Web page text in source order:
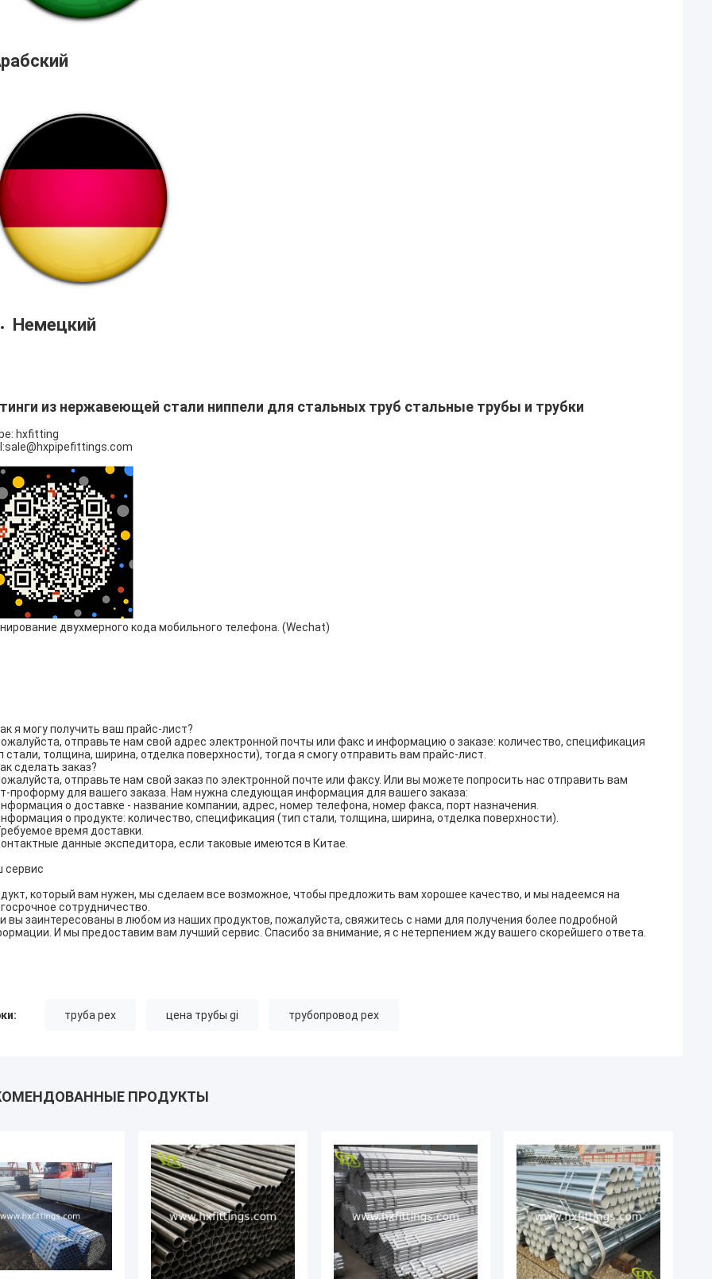
Немецкий
из нержавеющей стали ниппели для стальных труб стальные трубы и трубки
hxfitting
двухмерного кода мобильного телефона. (Wechat)
я могу получить ваш прайс-лист?
отправьте нам свой адрес электронной почты или факс и информацию о заказе: количество, спецификация
стали, толщина, ширина, отделка поверхности), тогда я смогу отправить вам прайс-лист.
сделать заказ?
отправьте нам свой заказ по электронной почте или факсу. Или вы можете попросить нас отправить вам
проформу для вашего заказа. Нам нужна следующая информация для вашего заказа:
о доставке - название компании, адрес, номер телефона, номер факса, порт назначения.
о продукте: количество, спецификация (тип стали, толщина, ширина, отделка поверхности).
время доставки.
данные экспедитора, если таковые имеются в Китае.
сервис
который вам нужен, мы сделаем все возможное, чтобы предложить вам хорошее качество, и мы надеемся на
сотрудничество.
вы заинтересованы в любом из наших продуктов, пожалуйста, свяжитесь с нами для получения более подробной
И мы предоставим вам лучший сервис. Спасибо за внимание, я с нетерпением жду вашего скорейшего ответа.
труба pex цена трубы gi трубопровод pex
ПРОДУКТЫ